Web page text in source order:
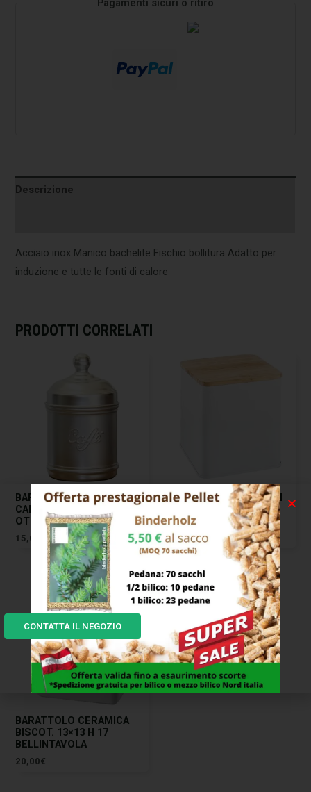
Pagamenti sicuri o ritiro
Descrizione
Acciaio inox Manico bachelite Fischio bollitura Adatto per
induzione e tutte le fonti di calore
PRODOTTI CORRELATI
BARATTOLO ALLUMINIO
CAFFE’ CM 10 H 12
OTTINETTI
15,00
BARATTOLO CC 2000 CM
10×10 H 28,5 ONLINE
TESCOMA
21,00€
BARATTOLO CERAMICA
BISCOT. 13×13 H 17
BELLINTAVOLA
20,00€
CONTATTA IL NEGOZIO